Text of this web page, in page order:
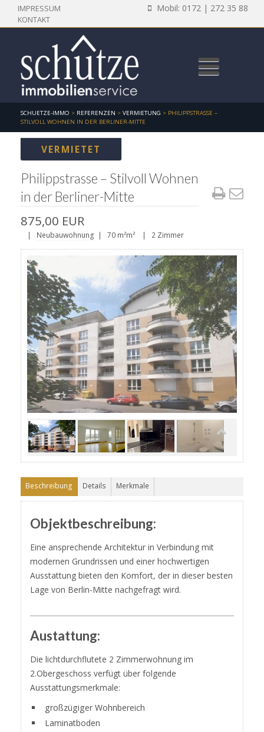
IMPRESSUM
KONTAKT
Mobil: 0172 | 272 35 88
SCHUETZE-IMMO > REFERENZEN > VERMIETUNG > PHILIPPSTRASSE –
STILVOLL WOHNEN IN DER BERLINER-MITTE
VERMIETET
Philippstrasse – Stilvoll Wohnen
in der Berliner-Mitte
875,00 EUR
| Neubauwohnung | 70 m²m² | 2 Zimmer
Beschreibung Details Merkmale
Objektbeschreibung:
Eine ansprechende Architektur in Verbindung mit
modernen Grundrissen und einer hochwertigen
Ausstattung bieten den Komfort, der in dieser besten
Lage von Berlin-Mitte nachgefragt wird.
Austattung:
Die lichtdurchflutete 2 Zimmerwohnung im
2.Obergeschoss verfügt über folgende
Ausstattungsmerkmale:
großzügiger Wohnbereich
Laminatboden